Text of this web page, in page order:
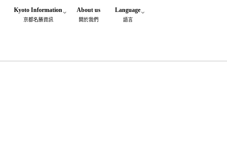
Kyoto Information
京都名勝資訊
About us
閞於我們
Language
語言